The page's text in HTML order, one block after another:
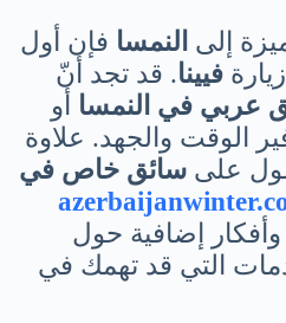
إلى النمسا فإن أول
فيينا. قد تجد أنّ
عربي في النمسا أو
الوقت والجهد. علاوة
على سائق خاص في
إضافية حول
التي قد تهمك في